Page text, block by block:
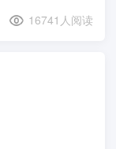
16741人阅读